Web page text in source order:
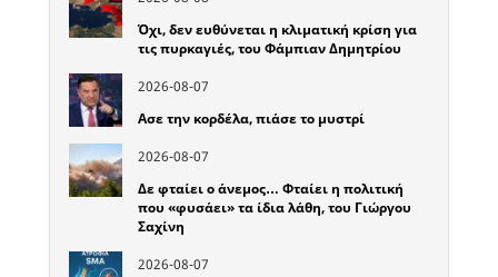
Όχι, δεν ευθύνεται η κλιματική κρίση για
τις πυρκαγιές, του Φάμπιαν Δημητρίου
2026-08-07
Ασε την κορδέλα, πιάσε το μυστρί
2026-08-07
Δε φταίει ο άνεμος… Φταίει η πολιτική
που «φυσάει» τα ίδια λάθη, του Γιώργου
Σαχίνη
2026-08-07